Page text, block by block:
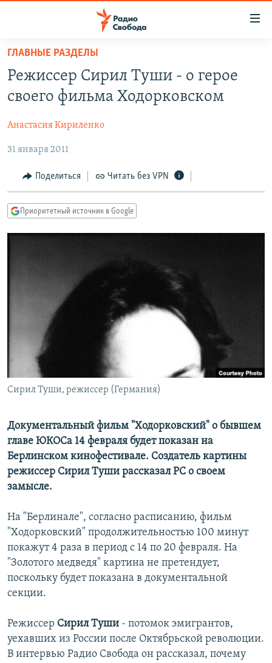
упрощенного
доступа
основному
Вернутся
главной
навигации
Вернутся
ПОДКАСТЫ
АВТОРСКИЕ ПРОЕКТЫ
ЦИТАТЫ СВОБОДЫ
МНЕНИЯ
КУЛЬТУРА
IDEL.РЕАЛИИ
КАВКАЗ.РЕАЛИИ
РАСПИСАНИЕ ВЕЩАНИЯ
ПОДПИШИТЕСЬ НА РАССЫЛКУ
СОЦИАЛЬНЫЕ СЕТИ
Все сайты РСЕ/РС
ГЛАВНЫЕ РАЗДЕЛЫ
Режиссер Сирил Туши - о герое
своего фильма Ходорковском
Анастасия Кириленко
31 января 2011
Поделиться Читать без VPN
Приоритетный источник в Google
Сирил Туши, режиссер (Германия)
Документальный фильм "Ходорковский" о бывшем
главе ЮКОСа 14 февраля будет показан на
Берлинском кинофестивале. Создатель картины
режиссер Сирил Туши рассказал РС о своем
замысле.
На "Берлинале", согласно расписанию, фильм
"Ходорковский" продолжительностью 100 минут
покажут 4 раза в период с 14 по 20 февраля. На
"Золотого медведя" картина не претендует,
поскольку будет показана в документальной
секции.
Режиссер Сирил Туши - потомок эмигрантов,
уехавших из России после Октябрьской революции.
В интервью Радио Свобода он рассказал, почему